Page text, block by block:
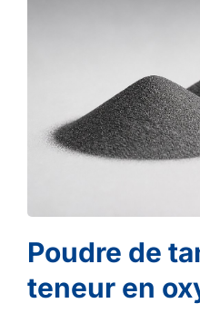
Poudre de
teneur en